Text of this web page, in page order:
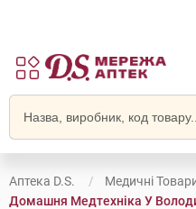
Аптека D.S. Медичні
Домашня Медтехніка У